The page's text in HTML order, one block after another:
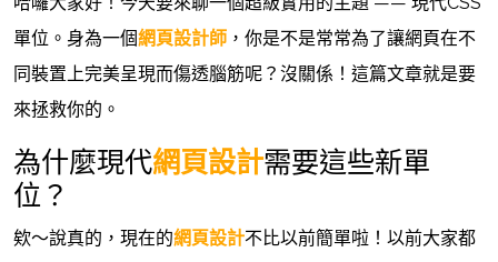
單位。身為一個網頁設計師 ，你是不是常常為了讓網頁在不
同裝置上完美呈現而傷透腦筋呢？沒關係！這篇文章就是要
來拯救你的。
為什麼現代網頁設計需要這些新單
位？
欸～說真的，現在的網頁設計不比以前簡單啦！以前大家都